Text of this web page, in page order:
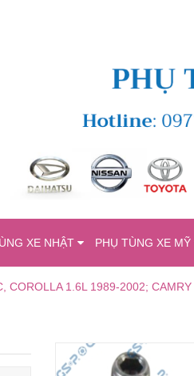
XE NHẬT PHỤ TÙNG XE MỸ
COROLLA 1.6L 1989-2002;